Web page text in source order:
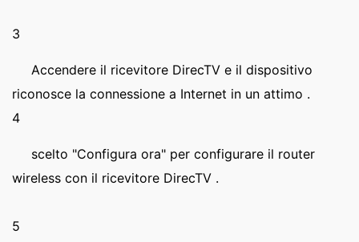
3
Accendere il ricevitore DirecTV e il dispositivo
riconosce la connessione a Internet in un attimo .
4
scelto "Configura ora" per configurare il router
wireless con il ricevitore DirecTV .
5